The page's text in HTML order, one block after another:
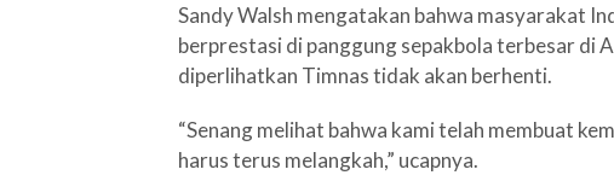
Sandy Walsh mengatakan bahwa masyarakat
berprestasi di panggung sepakbola terbesar di
diperlihatkan Timnas tidak akan berhenti.
“Senang melihat bahwa kami telah membuat
harus terus melangkah,” ucapnya.